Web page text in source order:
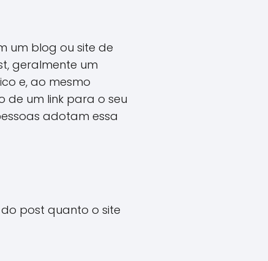
um blog ou site de
geralmente um
e, ao mesmo
de um link para o seu
adotam essa
post quanto o site